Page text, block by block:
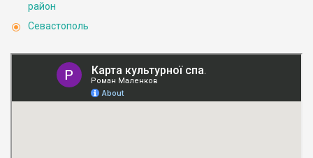
район
Севастополь